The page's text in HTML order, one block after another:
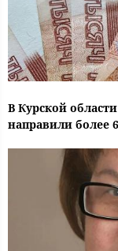
В Курской
направили более